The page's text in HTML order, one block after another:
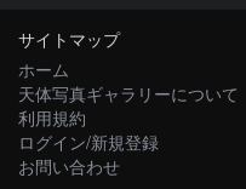
サイトマップ
ホーム
天体写真ギャラリーについて
利用規約
ログイン/新規登録
お問い合わせ